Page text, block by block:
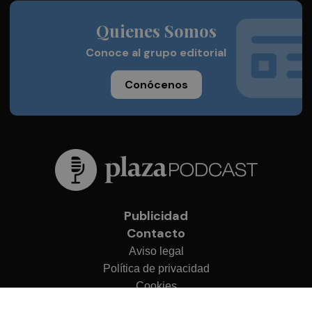
Quienes Somos
Conoce al grupo editorial
Conócenos
Publicidad
Contacto
Aviso legal
Política de privacidad
Cookies